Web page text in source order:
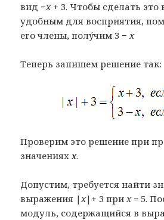
вид −x + 3. Чтобы сделать
удобным для восприятия,
его члены, полýчим 3 −x
Теперь запишем решение так:
Проверим это решение при
значенияхx.
Допустим, требуется найти
выражения |x|+ 3 приx = 5.
модуль, содержащийся в